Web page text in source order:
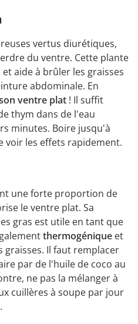
vertus diurétiques,
du ventre. Cette plante
aide à brûler les graisses
abdominale. En
ventre plat ! Il suffit
thym dans de l'eau
minutes. Boire jusqu'à
voir les effets rapidement.
une forte proportion de
le ventre plat. Sa
gras est utile en tant que
thermogénique et
graisses. Il faut remplacer
par de l'huile de coco au
ne pas la mélanger à
cuillères à soupe par jour